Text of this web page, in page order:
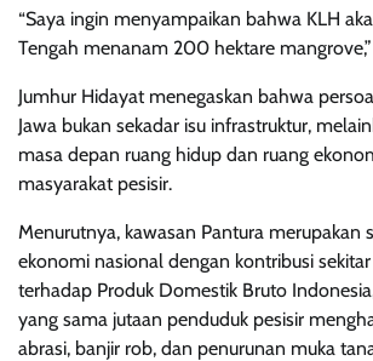
“Saya ingin menyampaikan bahwa KLH
Tengah menanam 200 hektare
Jumhur Hidayat menegaskan bahwa
Jawa bukan sekadar isu infrastruktur,
masa depan ruang hidup dan ruang
masyarakat pesisir.
Menurutnya, kawasan Pantura merupakan
ekonomi nasional dengan kontribusi
terhadap Produk Domestik Bruto
yang sama jutaan penduduk pesisir
abrasi, banjir rob, dan penurunan muka